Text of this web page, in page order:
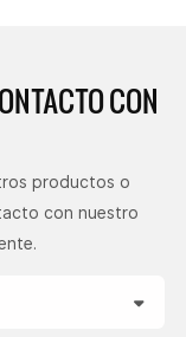
CON
productos o
con nuestro